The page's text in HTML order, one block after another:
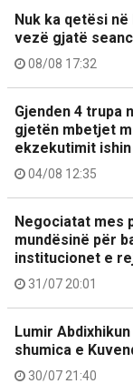
Nuk ka qetësi
vezë gjatë
08/08 17:32
Gjenden 4 trupa
gjetën mbetjet
ekzekutimit
04/08 12:35
Negociatat mes
mundësinë për
institucionet e
31/07 20:01
Lumir
shumica e
30/07 21:40